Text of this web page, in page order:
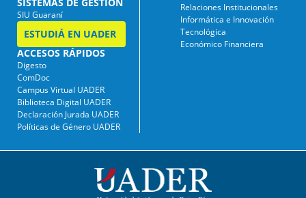
SIU Guaraní
ESTUDIÁ EN UADER
ACCESOS RÁPIDOS
Digesto
ComDoc
Campus Virtual UADER
Biblioteca Digital UADER
Declaración Jurada UADER
Políticas de Género UADER
Relaciones Institucionales
Informática e Innovación
Tecnológica
Económico Financiera